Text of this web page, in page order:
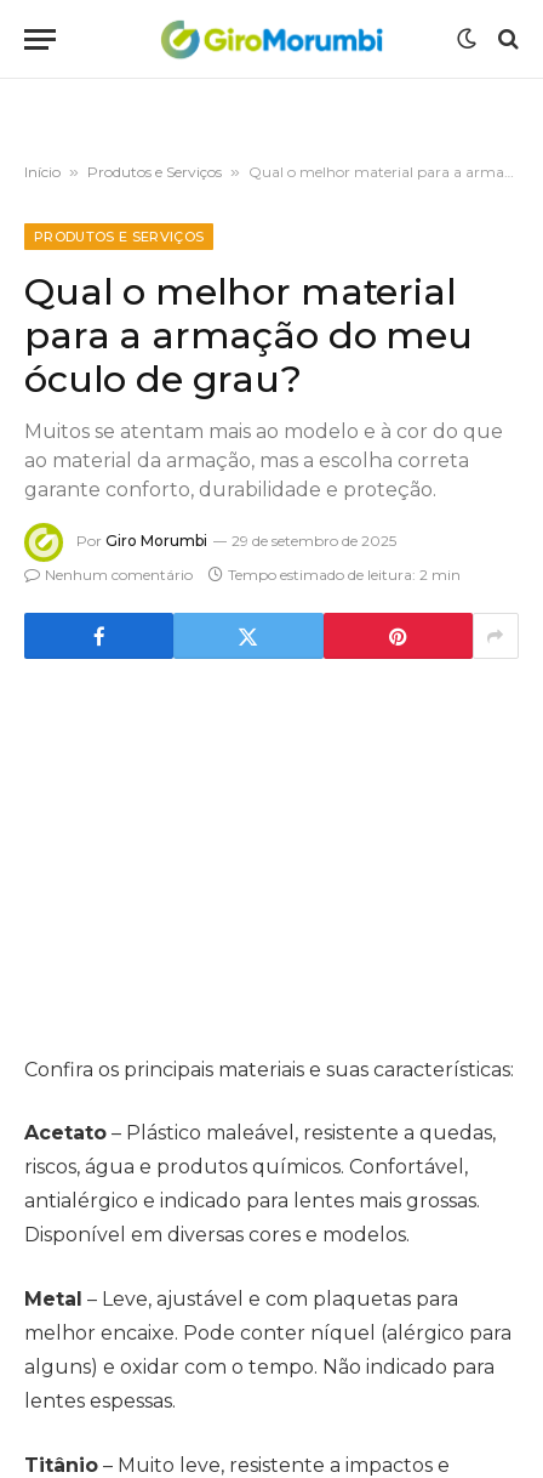
Início » Produtos e Serviços » Qual o melhor material para a armação do meu óculo de grau?
PRODUTOS E SERVIÇOS
Qual o melhor material
para a armação do meu
óculo de grau?
Muitos se atentam mais ao modelo e à cor do que
ao material da armação, mas a escolha correta
garante conforto, durabilidade e proteção.
Por Giro Morumbi
29 de setembro de 2025
Nenhum comentário
Tempo estimado de leitura: 2 min
Confira os principais materiais e suas características:
Acetato – Plástico maleável, resistente a quedas,
riscos, água e produtos químicos. Confortável,
antialérgico e indicado para lentes mais grossas.
Disponível em diversas cores e modelos.
Metal – Leve, ajustável e com plaquetas para
melhor encaixe. Pode conter níquel (alérgico para
alguns) e oxidar com o tempo. Não indicado para
lentes espessas.
Titânio – Muito leve, resistente a impactos e